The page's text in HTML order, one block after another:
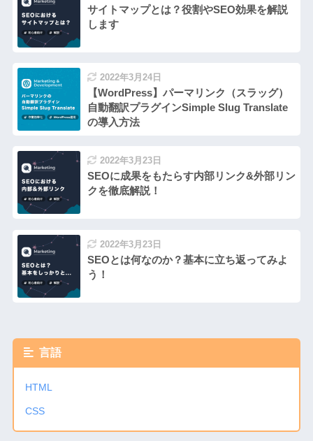
サイトマップとは？役割やSEO効果を解説
します
2022年3月24日
【WordPress】パーマリンク（スラッグ）
自動翻訳プラグインSimple Slug Translate
の導入方法
2022年3月23日
SEOに成果をもたらす内部リンク&外部リン
クを徹底解説！
2022年3月23日
SEOとは何なのか？基本に立ち返ってみよ
う！
言語
HTML
CSS